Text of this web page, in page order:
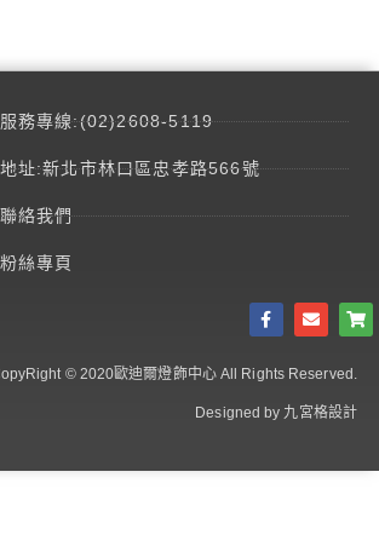
服務專線:(02)2608-5119
地址:新北市林口區忠孝路566號
聯絡我們
粉絲專頁
© 2020歐迪爾燈飾中心 All Rights Reserved.
Designed by 九宮格設計